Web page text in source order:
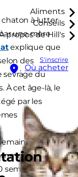
Aliments
Conseils
propos de Hill's
S'inscrire
Où acheter
chaton à lutter
une mère
explique que
des
sevrage du
À cet âge-là, le
par les
plus
un
semaines pour